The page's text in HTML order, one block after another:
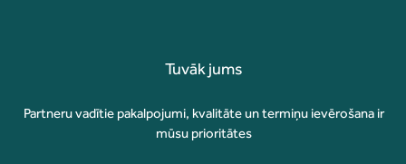
Tuvāk jums
Partneru vadītie pakalpojumi, kvalitāte un termiņu ievērošana ir
mūsu prioritātes